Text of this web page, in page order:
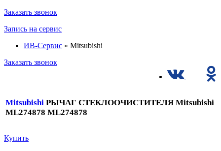
Заказать звонок
Запись на сервис
ИВ-Сервис » Mitsubishi
Заказать звонок
Mitsubishi РЫЧАГ СТЕКЛООЧИСТИТЕЛЯ Mitsubishi
ML274878 ML274878
Купить